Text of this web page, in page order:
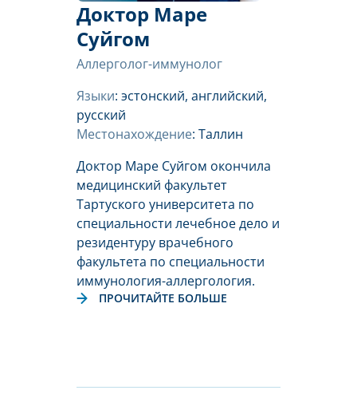
Доктор Маре
Суйгом
Аллерголог-иммунолог
Языки: эстонский, английский,
русский
Местонахождение: Таллин
Доктор Маре Суйгом окончила
медицинский факультет
Тартуского университета по
специальности лечебное дело и
резидентуру врачебного
факультета по специальности
иммунология-аллергология.
ПРОЧИТАЙТЕ БОЛЬШЕ